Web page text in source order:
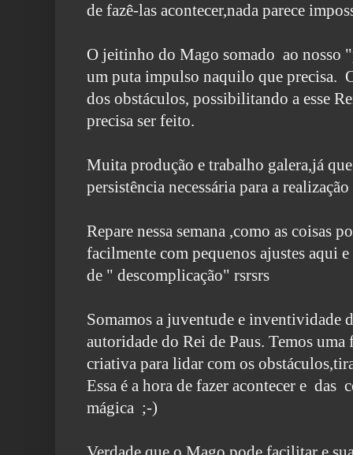
de fazê-las acontecer,nada parece
O jeitinho do Mago somado ao nosso
um puta impulso naquilo que precisa.
dos obstáculos, possibilitando a esse
precisa ser feito.
Muita produção e trabalho galera,já
persistência necessária para a
Repare nessa semana ,como as coisas
facilmente com pequenos ajustes aqui
de " descomplicação" rsrsrs
Somamos a juventude e inventividade
autoridade do Rei de Paus. Temos
criativa para lidar com os
Essa é a hora de fazer acontecer e das
mágica ;-)
Verdade que o Mago pode facilitar e